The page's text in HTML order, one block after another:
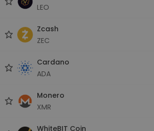
LEO
Zcash
ZEC
Cardano
ADA
Monero
XMR
WhiteBIT Coin